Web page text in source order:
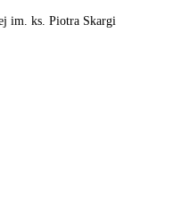
im. ks. Piotra Skargi